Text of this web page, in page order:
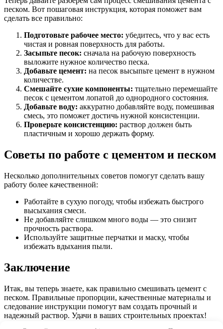
песком. Вот пошаговая инструкция, которая поможет вам
сделать все правильно:
Подготовьте рабочее место: убедитесь, что у вас есть
чистая и ровная поверхность для работы.
Засыпьте песок: сначала на рабочую поверхность
выложите нужное количество песка.
Добавьте цемент: на песок высыпьте цемент в нужном
количестве.
Смешайте сухие компоненты: тщательно перемешайте
песок с цементом лопатой до однородного состояния.
Добавьте воду: аккуратно добавляйте воду, помешивая
смесь, это поможет достичь нужной консистенции.
Проверьте консистенцию: раствор должен быть
пластичным и хорошо держать форму.
Советы по работе с цементом и песком
Несколько дополнительных советов помогут сделать вашу
работу более качественной:
Работайте в сухую погоду, чтобы избежать быстрого
высыхания смеси.
Не добавляйте слишком много воды — это снизит
прочность раствора.
Используйте защитные перчатки и маску, чтобы
избежать вдыхания пыли.
Заключение
Итак, вы теперь знаете, как правильно смешивать цемент с
песком. Правильные пропорции, качественные материалы и
следование инструкции помогут вам создать прочный и
надежный раствор. Удачи в ваших строительных проектах!